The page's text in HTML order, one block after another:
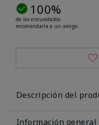
100%
de los encuestados
recomendaría a un amigo.
Descripción del
Información general